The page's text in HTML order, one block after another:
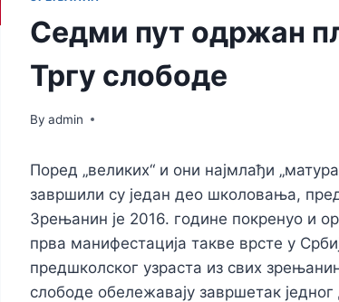
Седми пут одржан
Тргу слободе
By admin
Поред „великих“ и они најмлађи
завршили су један део школовања,
Зрењанин је 2016. године покренуо и
прва манифестација такве врсте у
предшколског узраста из свих
слободе обележавају завршетак